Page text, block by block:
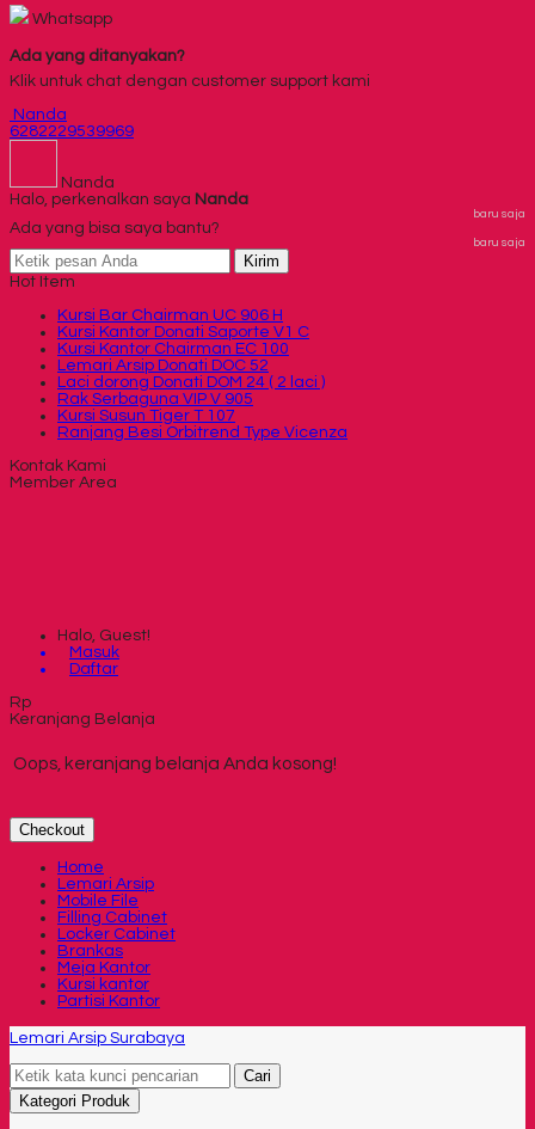
Whatsapp
Ada yang ditanyakan?
Klik untuk chat dengan customer support kami
Nanda
6282229539969
Nanda
Halo, perkenalkan saya Nanda
baru saja
Ada yang bisa saya bantu?
baru saja
Kirim
Hot Item
Kursi Bar Chairman UC 906 H
Kursi Kantor Donati Saporte V1 C
Kursi Kantor Chairman EC 100
Lemari Arsip Donati DOC 52
Laci dorong Donati DOM 24 ( 2 laci )
Rak Serbaguna VIP V 905
Kursi Susun Tiger T 107
Ranjang Besi Orbitrend Type Vicenza
Kontak Kami
Member Area
Halo, Guest!
Masuk
Daftar
Rp
Keranjang Belanja
Oops, keranjang belanja Anda kosong!
Checkout
Home
Lemari Arsip
Mobile File
Filling Cabinet
Locker Cabinet
Brankas
Meja Kantor
Kursi kantor
Partisi Kantor
Lemari Arsip Surabaya
Cari
Kategori Produk